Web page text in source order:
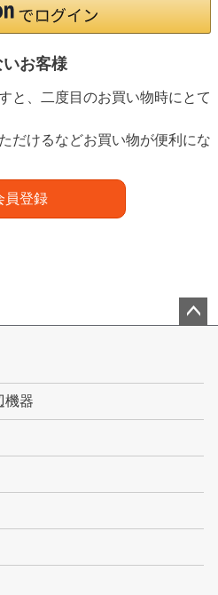
いお客様
と、二度目のお買い物時にとて
だけるなどお買い物が便利にな
員登録
ップ
機器